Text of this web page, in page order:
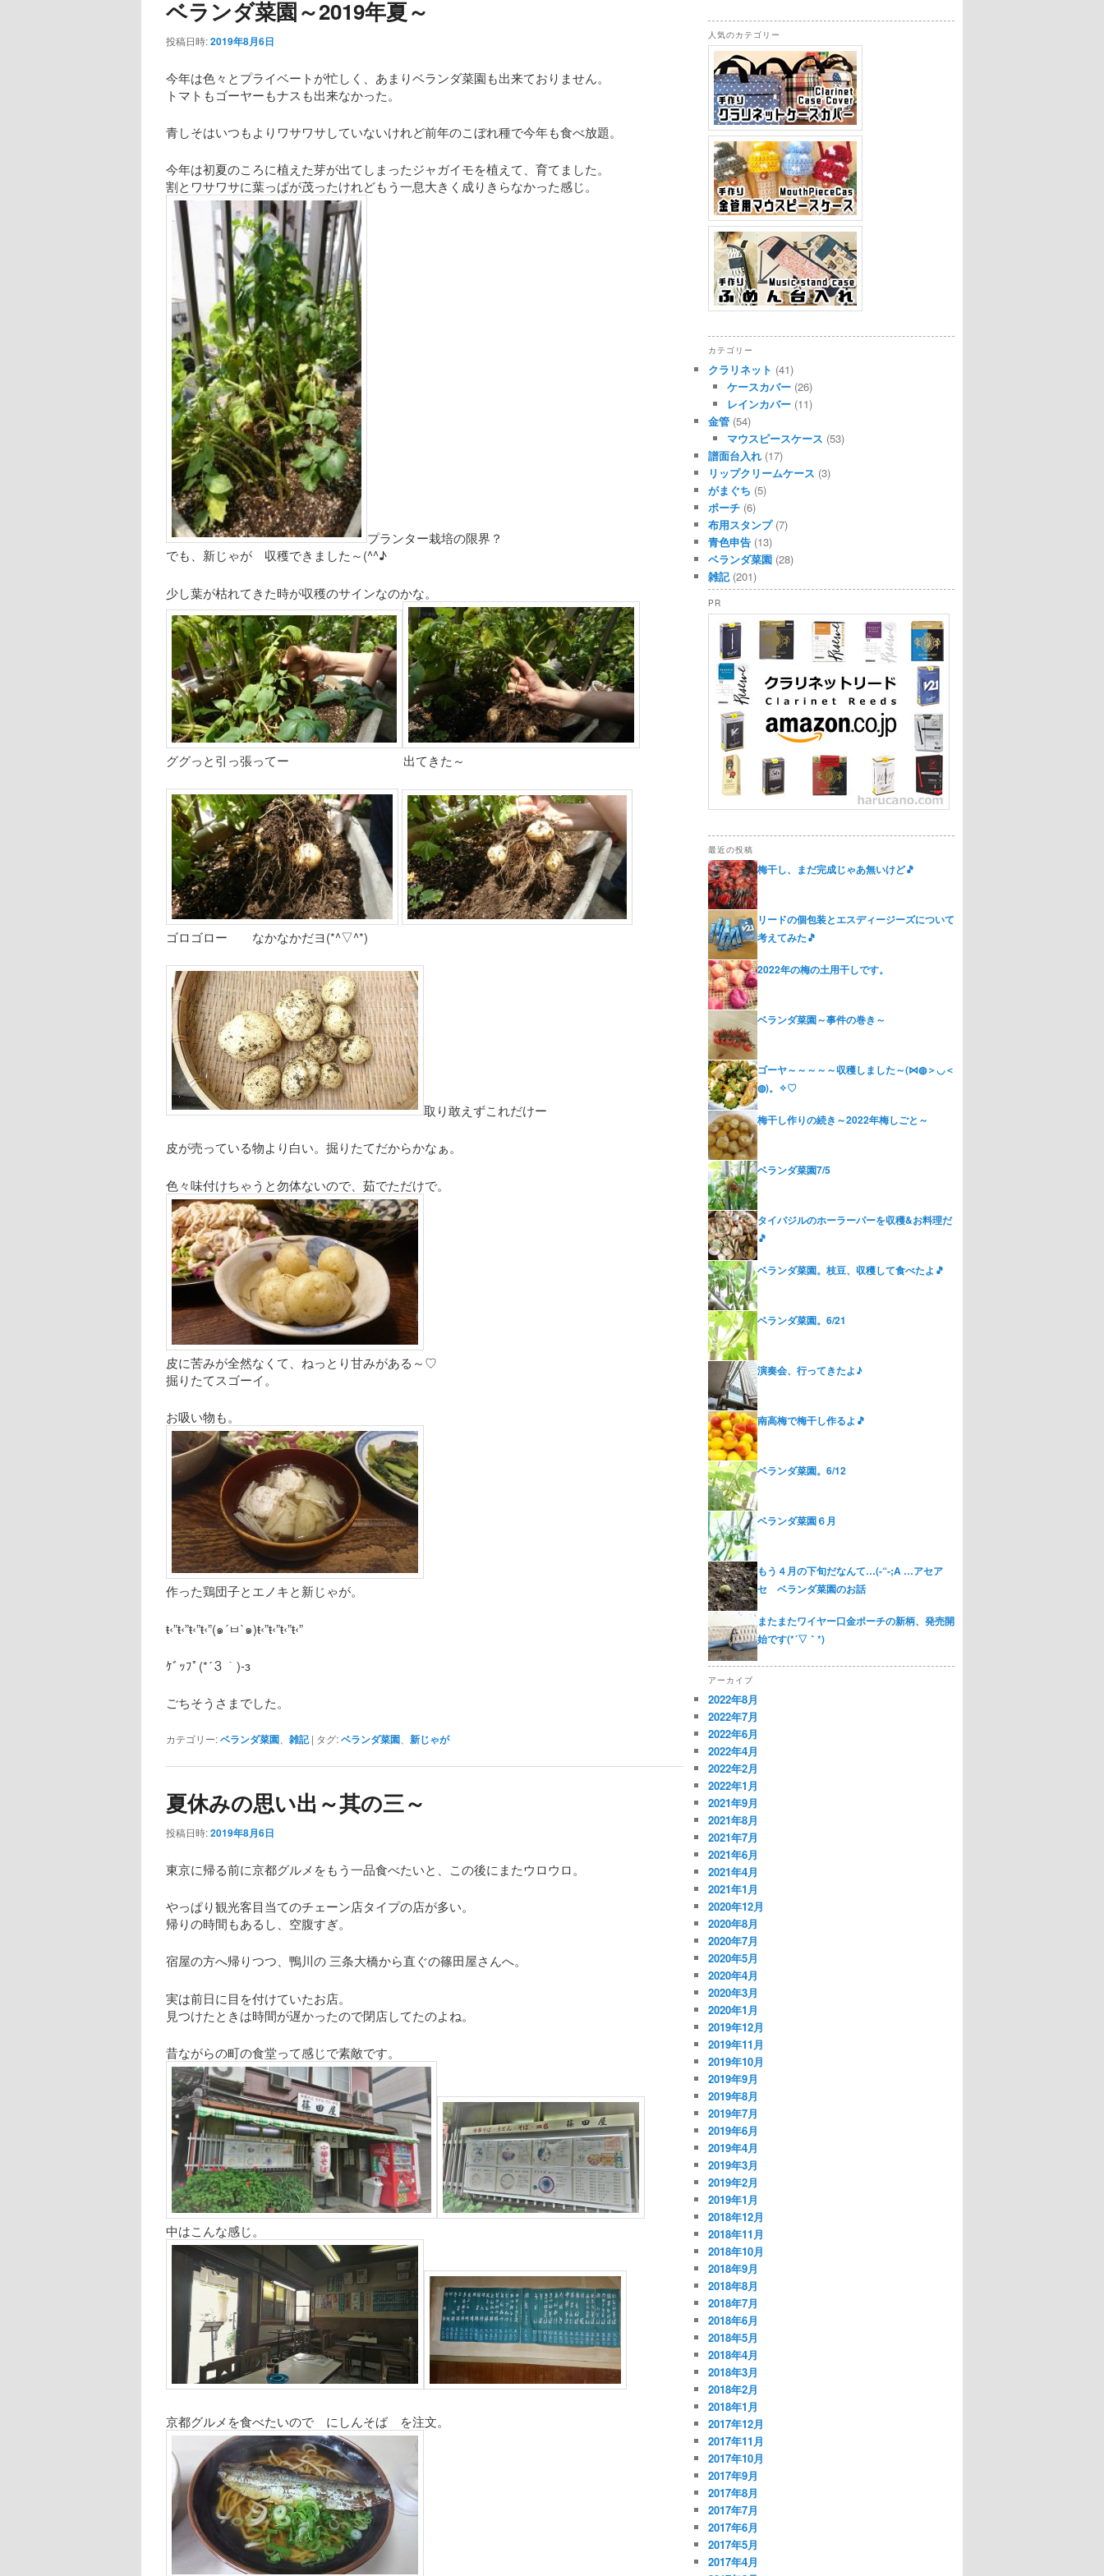
ベランダ菜園～2019年夏～
投稿日時:2019年8月6日
今年は色々とプライベートが忙しく、あまりベランダ菜園も出来ておりません。
トマトもゴーヤーもナスも出来なかった。
青しそはいつもよりワサワサしていないけれど前年のこぼれ種で今年も食べ放題。
今年は初夏のころに植えた芽が出てしまったジャガイモを植えて、育てました。
割とワサワサに葉っぱが茂ったけれどもう一息大きく成りきらなかった感じ。
プランター栽培の限界？
でも、新じゃが 収穫できました～(^^♪
少し葉が枯れてきた時が収穫のサインなのかな。
ググっと引っ張ってー 出てきた～
ゴロゴロー なかなかだヨ(*^▽^*)
取り敢えずこれだけー
皮が売っている物より白い。掘りたてだからかなぁ。
色々味付けちゃうと勿体ないので、茹でただけで。
皮に苦みが全然なくて、ねっとり甘みがある～♡
掘りたてスゴーイ。
お吸い物も。
作った鶏団子とエノキと新じゃが。
ŧ‹”ŧ‹”ŧ‹”ŧ‹”(๑´ㅂ`๑)ŧ‹”ŧ‹”ŧ‹”ŧ‹”
ｹﾞｯﾌﾟ(*´３｀)-з
ごちそうさまでした。
カテゴリー:ベランダ菜園 雑記 | タグ:ベランダ菜園 新じゃが
夏休みの思い出～其の三～
投稿日時:2019年8月6日
東京に帰る前に京都グルメをもう一品食べたいと、この後にまたウロウロ。
やっぱり観光客目当てのチェーン店タイプの店が多い。
帰りの時間もあるし、空腹すぎ。
宿屋の方へ帰りつつ、鴨川の 三条大橋から直ぐの篠田屋さんへ。
実は前日に目を付けていたお店。
見つけたときは時間が遅かったので閉店してたのよね。
昔ながらの町の食堂って感じで素敵です。
中はこんな感じ。
京都グルメを食べたいので にしんそば を注文。
人気のカテゴリー
カテゴリー
クラリネット (41)
ケースカバー(26)
レインカバー(11)
金管 (54)
マウスピースケース (53)
譜面台入れ (17)
リップクリームケース (3)
がまぐち (5)
ポーチ (6)
布用スタンプ(7)
青色申告 (13)
ベランダ菜園 (28)
雑記(201)
PR
最近の投稿
梅干し、まだ完成じゃあ無いけど🎵
リードの個包装とエスディージーズについて
考えてみた🎵
2022年の梅の土用干しです。
ベランダ菜園～事件の巻き～
ゴーヤ～～～～～収穫しました～(⋈◍＞◡＜
◍)。✧♡
梅干し作りの続き～2022年梅しごと～
ベランダ菜園7/5
タイバジルのホーラーパーを収穫&お料理だ
🎵
ベランダ菜園。枝豆、収穫して食べたよ🎵
ベランダ菜園。6/21
演奏会、行ってきたよ♪
南高梅で梅干し作るよ🎵
ベランダ菜園。6/12
ベランダ菜園６月
もう４月の下旬だなんて…(-“-;A …アセア
セ ベランダ菜園のお話
またまたワイヤー口金ポーチの新柄、発売開
始です(*´▽｀*)
アーカイブ
2022年8月
2022年7月
2022年6月
2022年4月
2022年2月
2022年1月
2021年9月
2021年8月
2021年7月
2021年6月
2021年4月
2021年1月
2020年12月
2020年8月
2020年7月
2020年5月
2020年4月
2020年3月
2020年1月
2019年12月
2019年11月
2019年10月
2019年9月
2019年8月
2019年7月
2019年6月
2019年4月
2019年3月
2019年2月
2019年1月
2018年12月
2018年11月
2018年10月
2018年9月
2018年8月
2018年7月
2018年6月
2018年5月
2018年4月
2018年3月
2018年2月
2018年1月
2017年12月
2017年11月
2017年10月
2017年9月
2017年8月
2017年7月
2017年6月
2017年5月
2017年4月